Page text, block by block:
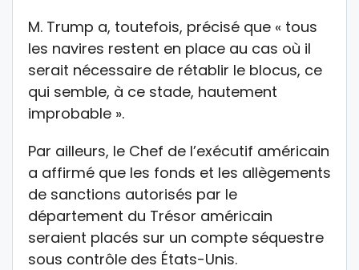
M. Trump a, toutefois, précisé que « tous
les navires restent en place au cas où il
serait nécessaire de rétablir le blocus, ce
qui semble, à ce stade, hautement
improbable ».
Par ailleurs, le Chef de l’exécutif américain
a affirmé que les fonds et les allègements
de sanctions autorisés par le
département du Trésor américain
seraient placés sur un compte séquestre
sous contrôle des États-Unis.